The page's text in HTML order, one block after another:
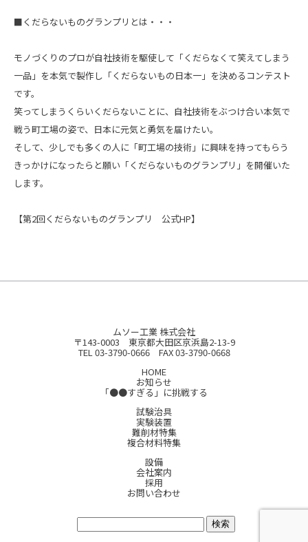
■くだらないものグランプリとは・・・
モノづくりのプロが自社技術を駆使して「くだらなくて笑えてしまう
一品」を本気で製作し「くだらないもの日本一」を決めるコンテスト
です。
笑ってしまうくらいくだらないことに、自社技術をぶつけ合い本気で
戦う町工場の姿で、日本に元気と勇気を届けたい。
そして、少しでも多くの人に「町工場の技術」に興味を持ってもらう
きっかけになったらと願い「くだらないものグランプリ」を開催いた
します。
【第2回くだらないものグランプリ 公式HP】
ムソー工業 株式会社
〒143-0003 東京都大田区京浜島2-13-9
TEL 03-3790-0666 FAX 03-3790-0668
HOME
お知らせ
「●●すぎる」に挑戦する
試験治具
実験装置
難削材特集
複合材料特集
設備
会社案内
採用
お問い合わせ
サイト内検索: